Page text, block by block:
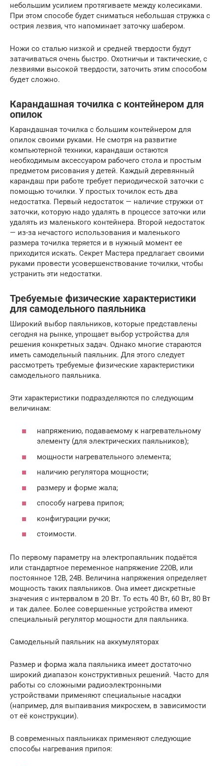
небольшим усилием протягиваете между колесиками.
При этом способе будет сниматься небольшая стружка с
острия лезвия, что напоминает заточку шабером.
Ножи со сталью низкой и средней твердости будут
затачиваться очень быстро. Охотничьи и тактические, с
лезвиями высокой твердости, заточить этим способом
будет сложно.
Карандашная точилка с контейнером для
опилок
Карандашная точилка с большим контейнером для
опилок своими руками. Не смотря на развитие
компьютерной техники, карандаши остаются
необходимым аксессуаром рабочего стола и простым
предметом рисования у детей. Каждый деревянный
карандаш при работе требует периодической заточки с
помощью точилки. У простых точилок есть два
недостатка. Первый недостаток — наличие стружки от
заточки, которую надо удалять в процессе заточки или
удалять из маленького контейнера. Второй недостаток
— из-за нечастого использования и маленького
размера точилка теряется и в нужный момент ее
приходится искать. Секрет Мастера предлагает своими
руками провести усовершенствование точилки, чтобы
устранить эти недостатки.
Требуемые физические характеристики
для самодельного паяльника
Широкий выбор паяльников, которые представлены
сегодня на рынке, упрощает выбор устройства для
решения конкретных задач. Однако многие стараются
иметь самодельный паяльник. Для этого следует
рассмотреть требуемые физические характеристики
самодельного паяльника.
Эти характеристики подразделяются по следующим
величинам:
напряжению, подаваемому к нагревательному
элементу (для электрических паяльников);
мощности нагревательного элемента;
наличию регулятора мощности;
размеру и форме жала;
способу нагрева припоя;
конфигурации ручки;
стоимости.
По первому параметру на электропаяльник подаётся
или стандартное переменное напряжение 220В, или
постоянное 12В, 24В. Величина напряжения определяет
мощность таких паяльников. Она имеет дискретные
значения с интервалом в 20 Вт. То есть 40 Вт, 60 Вт, 80 Вт
и так далее. Более совершенные устройства имеют
специальный регулятор мощности для паяльника.
Самодельный паяльник на аккумуляторах
Размер и форма жала паяльника имеет достаточно
широкий диапазон конструктивных решений. Часто для
работы со сложными радиоэлектронными
устройствами применяют специальные насадки
(например, для выпаивания микросхем, в зависимости
от её конструкции).
В современных паяльниках применяют следующие
способы нагревания припоя: